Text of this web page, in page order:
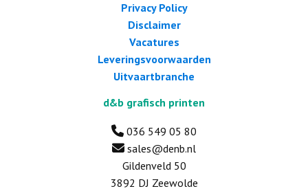
Privacy Policy
Disclaimer
Vacatures
Leveringsvoorwaarden
Uitvaartbranche
d&b grafisch printen
036 549 05 80
sales@denb.nl
Gildenveld 50
3892 DJ Zeewolde